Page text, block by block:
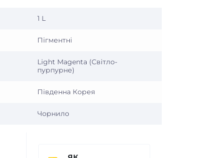
1 L
Пігментні
Light Magenta (Світло-
пурпурне)
Південна Корея
Чорнило